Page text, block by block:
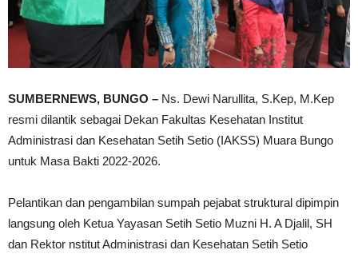
SUMBERNEWS, BUNGO – Ns. Dewi Narullita, S.Kep, M.Kep
resmi dilantik sebagai Dekan Fakultas Kesehatan Institut
Administrasi dan Kesehatan Setih Setio (IAKSS) Muara Bungo
untuk Masa Bakti 2022-2026.
Pelantikan dan pengambilan sumpah pejabat struktural dipimpin
langsung oleh Ketua Yayasan Setih Setio Muzni H. A Djalil, SH
dan Rektor nstitut Administrasi dan Kesehatan Setih Setio